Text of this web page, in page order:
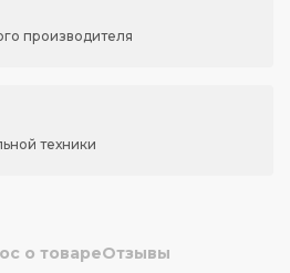
производителя
техники
о товареОтзывы